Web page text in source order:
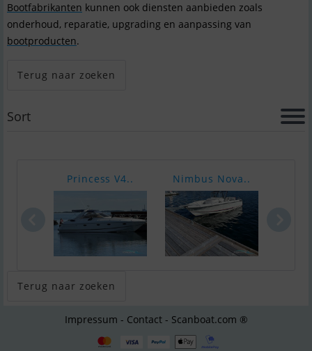
Bootfabrikanten kunnen ook diensten aanbieden zoals
onderhoud, reparatie, upgrading en aanpassing van
bootproducten.
Terug naar zoeken
Sort
Princess V4.. Nimbus Nova..
Terug naar zoeken
Impressum - Contact - Scanboat.com ®